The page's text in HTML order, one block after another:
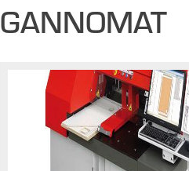
GANNOMAT